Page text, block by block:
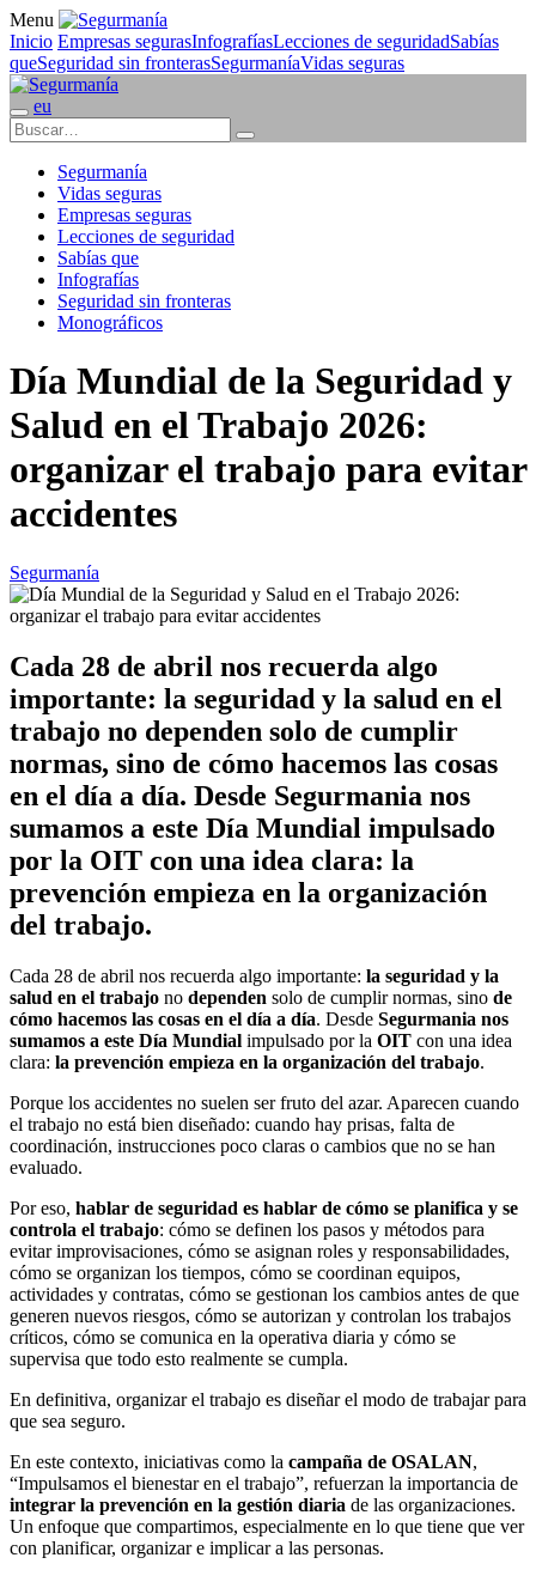
Menu
Inicio Empresas segurasInfografíasLecciones de seguridadSabías
queSeguridad sin fronterasSegurmaníaVidas seguras
eu
Segurmanía
Vidas seguras
Empresas seguras
Lecciones de seguridad
Sabías que
Infografías
Seguridad sin fronteras
Monográficos
Día Mundial de la Seguridad y
Salud en el Trabajo 2026:
organizar el trabajo para evitar
accidentes
Segurmanía
Cada 28 de abril nos recuerda algo
importante: la seguridad y la salud en el
trabajo no dependen solo de cumplir
normas, sino de cómo hacemos las cosas
en el día a día. Desde Segurmania nos
sumamos a este Día Mundial impulsado
por la OIT con una idea clara: la
prevención empieza en la organización
del trabajo.
Cada 28 de abril nos recuerda algo importante: la seguridad y la
salud en el trabajo no dependen solo de cumplir normas, sino de
cómo hacemos las cosas en el día a día. Desde Segurmania nos
sumamos a este Día Mundial impulsado por la OIT con una idea
clara: la prevención empieza en la organización del trabajo.
Porque los accidentes no suelen ser fruto del azar. Aparecen cuando
el trabajo no está bien diseñado: cuando hay prisas, falta de
coordinación, instrucciones poco claras o cambios que no se han
evaluado.
Por eso, hablar de seguridad es hablar de cómo se planifica y se
controla el trabajo: cómo se definen los pasos y métodos para
evitar improvisaciones, cómo se asignan roles y responsabilidades,
cómo se organizan los tiempos, cómo se coordinan equipos,
actividades y contratas, cómo se gestionan los cambios antes de que
generen nuevos riesgos, cómo se autorizan y controlan los trabajos
críticos, cómo se comunica en la operativa diaria y cómo se
supervisa que todo esto realmente se cumpla.
En definitiva, organizar el trabajo es diseñar el modo de trabajar para
que sea seguro.
En este contexto, iniciativas como la campaña de OSALAN,
“Impulsamos el bienestar en el trabajo”, refuerzan la importancia de
integrar la prevención en la gestión diaria de las organizaciones.
Un enfoque que compartimos, especialmente en lo que tiene que ver
con planificar, organizar e implicar a las personas.